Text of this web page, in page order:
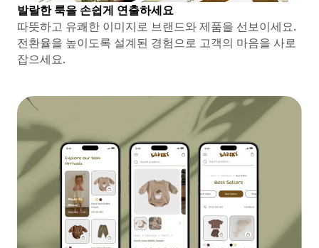
발랄한 룩을 손쉽게 연출하세요
따뜻하고 유쾌한 이미지로 브랜드와 제품을 선보이세요.
전환율을 높이도록 설계된 경험으로 고객의 마음을 사로
잡으세요.